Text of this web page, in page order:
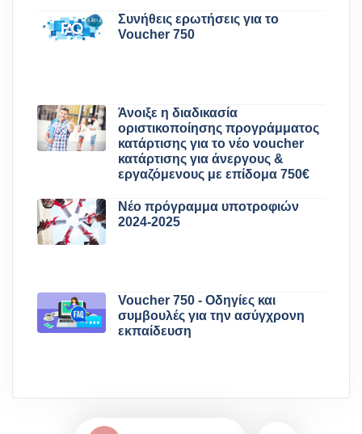
Συνήθεις ερωτήσεις για το
Voucher 750
Άνοιξε η διαδικασία
οριστικοποίησης προγράμματος
κατάρτισης για το νέο voucher
κατάρτισης για άνεργους &
εργαζόμενους με επίδομα 750€
Νέο πρόγραμμα υποτροφιών
2024-2025
Voucher 750 - Οδηγίες και
συμβουλές για την ασύγχρονη
εκπαίδευση